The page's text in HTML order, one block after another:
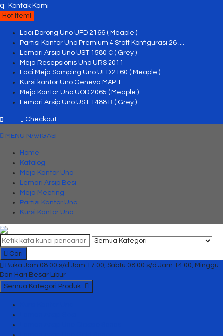
q
Kontak Kami
Hot Item!
Laci Dorong Uno UFD 2166 ( Meaple )
Partisi Kantor Uno Premium 4 Staff Konfigurasi 26 ....
Lemari Arsip Uno UST 1580 C ( Grey )
Meja Resepsionis Uno URS 2011
Laci Meja Samping Uno UFD 2160 ( Meaple )
Kursi kantor Uno Geneva MAP 1
Meja Kantor Uno UOD 2065 ( Meaple )
Lemari Arsip Uno UST 1488 B ( Grey )
Checkout
MENU NAVIGASI
Home
Katalog
Meja Kantor Uno
Lemari Arsip Besi
Meja Meeting
Partisi Kantor Uno
Kursi Kantor Uno
Cari
Buka Jam 08.00 s/d Jam 17.00, Sabtu 08.00 s/d Jam 14.00, Minggu
Dan Hari Besar Libur
Semua Kategori Produk